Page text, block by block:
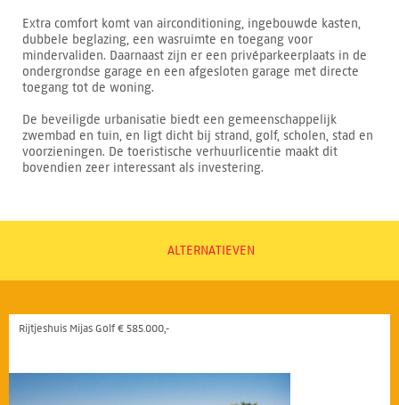
Extra comfort komt van airconditioning, ingebouwde kasten,
dubbele beglazing, een wasruimte en toegang voor
mindervaliden. Daarnaast zijn er een privéparkeerplaats in de
ondergrondse garage en een afgesloten garage met directe
toegang tot de woning.
De beveiligde urbanisatie biedt een gemeenschappelijk
zwembad en tuin, en ligt dicht bij strand, golf, scholen, stad en
voorzieningen. De toeristische verhuurlicentie maakt dit
bovendien zeer interessant als investering.
ALTERNATIEVEN
Rijtjeshuis Mijas Golf € 585.000,-